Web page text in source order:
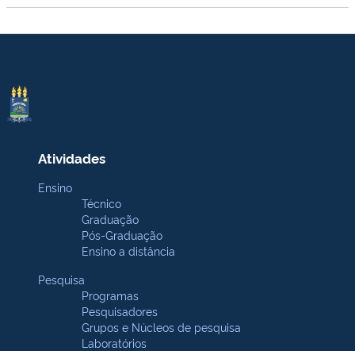
Atividades
Ensino
Técnico
Graduação
Pós-Graduação
Ensino a distância
Pesquisa
Programas
Pesquisadores
Grupos e Núcleos de pesquisa
Laboratórios